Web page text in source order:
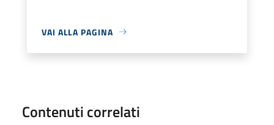
VAI ALLA PAGINA
Contenuti correlati